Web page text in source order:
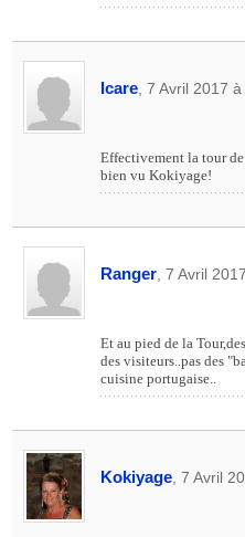
Icare , 7 Avril 2017
Effectivement la tour
bien vu Kokiyage!
Ranger , 7 Avril
Et au pied de la
des visiteurs..pas des
cuisine portugaise..
Kokiyage , 7 Avril